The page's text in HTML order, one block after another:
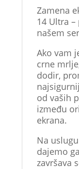
Zamena
14 Ultra
našem
Ako vam
crne
dodir,
od vaših
između
ekrana.
Na
dajemo
završava